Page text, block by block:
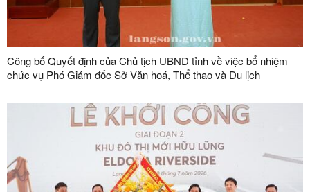
Công bố Quyết định của Chủ tịch UBND tỉnh về việc bổ nhiệm
chức vụ Phó Giám đốc Sở Văn hoá, Thể thao và Du lịch